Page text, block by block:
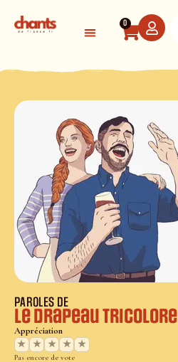
0
PAROLES DE
Le drapeau tricolore
Appréciation
★
★ ★ ★ ★
Pas encore de vote